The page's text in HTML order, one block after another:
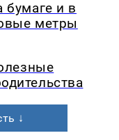
бумаге и в
метры
↓